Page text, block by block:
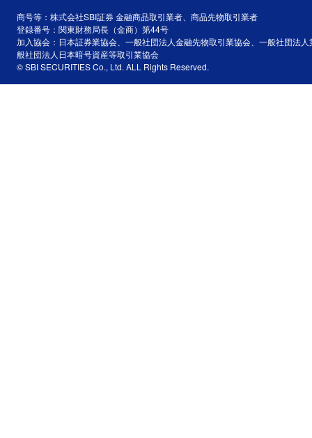
商号等：株式会社SBI証券 金融商品取引業者、商品先物取引業者
登録番号：関東財務局長（金商）第44号
加入協会：日本証券業協会、一般社団法人金融先物取引業協会、一般社団法
般社団法人日本暗号資産等取引業協会
© SBI SECURITIES Co., Ltd. ALL Rights Reserved.